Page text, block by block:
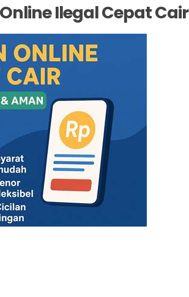
Ilegal Cepat